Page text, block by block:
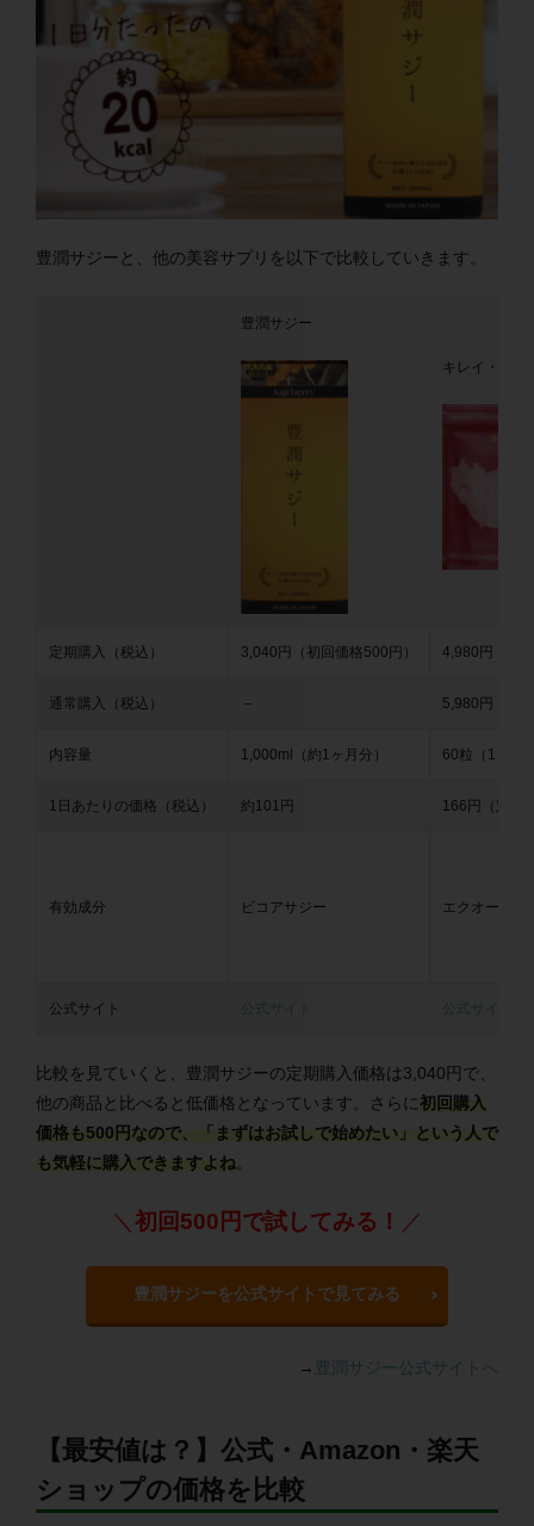
豊潤サジーと、他の美容サプリを以下で比較していきます。
豊潤サジー
キレイ・デ・
定期購入（税込） 3,040円（初回価格500円） 4,980円（初
通常購入（税込） － 5,980円
内容量 1,000ml（約1ヶ月分） 60粒（1ヶ月
1日あたりの価格（税込） 約101円 166円（定期
有効成分 ビコアサジー エクオール
公式サイト 公式サイト 公式サイト
比較を見ていくと、豊潤サジーの定期購入価格は3,040円で、
他の商品と比べると低価格となっています。さらに初回購入
価格も500円なので、「まずはお試しで始めたい」という人で
も気軽に購入できますよね
＼ 初回500円で試してみる！ ／
豊潤サジーを公式サイトで見てみる
→ 豊潤サジー公式サイトへ
【最安値は？】公式・Amazon・楽天
ショップの価格を比較